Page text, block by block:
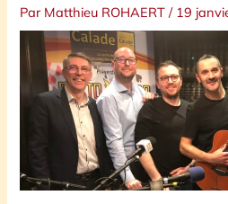
Par Matthieu ROHAERT/ 19